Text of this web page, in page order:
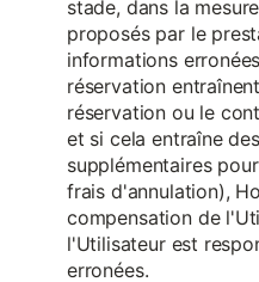
stade, dans la
proposés par le
informations
réservation
réservation ou le
et si cela entraîne
supplémentaires
frais d'annulation),
compensation de
l'Utilisateur est
erronées.